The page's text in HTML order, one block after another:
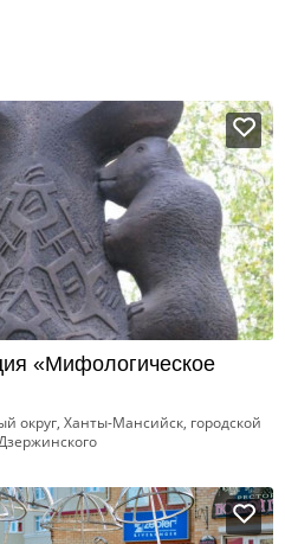
«Мифологическое
округ, Ханты-Мансийск, городской